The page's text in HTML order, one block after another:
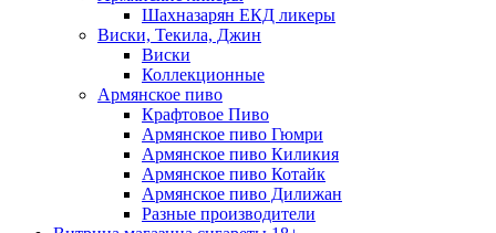
Шахназарян ЕКД ликеры
Виски, Текила, Джин
Виски
Коллекционные
Армянское пиво
Крафтовое Пиво
Армянское пиво Гюмри
Армянское пиво Киликия
Армянское пиво Котайк
Армянское пиво Дилижан
Разные производители